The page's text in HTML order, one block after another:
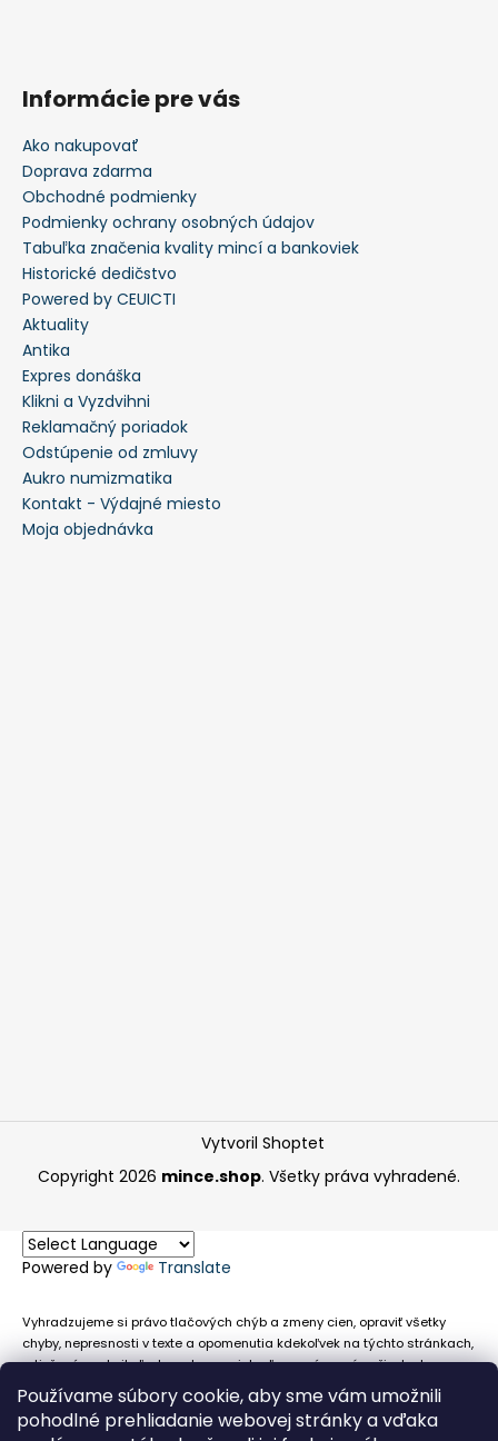
Používame súbory cookie, aby sme vám umožnili
pohodlné prehliadanie webovej stránky a vďaka
Informácie pre vás
Ako nakupovať
Doprava zdarma
Obchodné podmienky
Podmienky ochrany osobných údajov
Tabuľka značenia kvality mincí a bankoviek
Historické dedičstvo
Powered by CEUICTI
Aktuality
Antika
Expres donáška
Klikni a Vyzdvihni
Reklamačný poriadok
Odstúpenie od zmluvy
Aukro numizmatika
Kontakt - Výdajné miesto
Moja objednávka
Vytvoril Shoptet
Copyright 2026 mince.shop. Všetky práva vyhradené.
Powered by Translate
Vyhradzujeme si právo tlačových chýb a zmeny cien, opraviť všetky
chyby, nepresnosti v texte a opomenutia kdekoľvek na týchto stránkach,
a tiež právo akejkoľvek osobe zamietnuť neoprávnenú požiadavku na
chybne uvedený text. Na stránkach sa môžu vyskytnúť technické
nepresnosti a typografické chyby alebo opomenutia v súvislosti s
informáciami zobrazenými na týchto stránkach, nevyplýva nám žiadna